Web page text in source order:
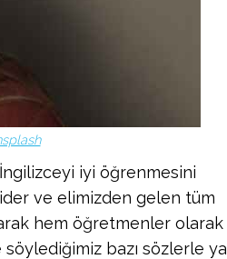
iyi öğrenmesini
ve elimizden gelen tüm
hem öğretmenler olarak
bazı sözlerle ya